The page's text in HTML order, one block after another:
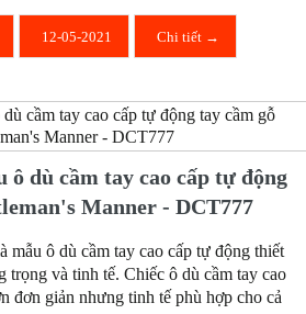
12-05-2021 Chi tiết →
ô dù cầm tay cao cấp tự động
Manner - DCT777
mẫu ô dù cầm tay cao cấp tự động thiết
trọng và tinh tế. Chiếc ô dù cầm tay cao
đơn giản nhưng tinh tế phù hợp cho cả